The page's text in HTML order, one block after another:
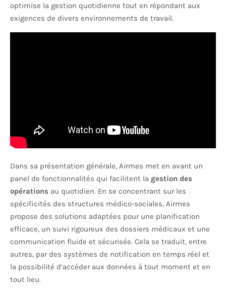
optimise la gestion quotidienne tout en répondant aux
exigences de divers environnements de travail.
Dans sa présentation générale, Airmes met en avant un
panel de fonctionnalités qui facilitent la gestion des
opérations au quotidien. En se concentrant sur les
spécificités des structures médico-sociales, Airmes
propose des solutions adaptées pour une planification
efficace, un suivi rigoureux des dossiers médicaux et une
communication fluide et sécurisée. Cela se traduit, entre
autres, par des systèmes de notification en temps réel et
la possibilité d’accéder aux données à tout moment et en
tout lieu.